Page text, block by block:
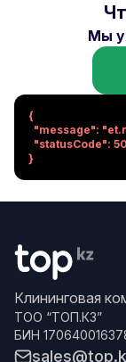
Мы
{
}
Клининговая
ТОО “ТОП.КЗ”
БИН